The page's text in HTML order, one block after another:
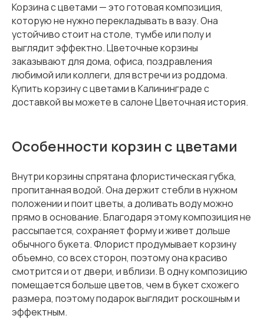
Корзина с цветами — это готовая композиция,
которую не нужно перекладывать в вазу. Она
устойчиво стоит на столе, тумбе или полу и
выглядит эффектно. Цветочные корзины
заказывают для дома, офиса, поздравления
любимой или коллеги, для встречи из роддома.
Купить корзину с цветами в Калининграде с
доставкой вы можете в салоне Цветочная история.
Особенности корзин с цветами
Внутри корзины спрятана флористическая губка,
пропитанная водой. Она держит стебли в нужном
положении и поит цветы, а доливать воду можно
прямо в основание. Благодаря этому композиция не
рассыпается, сохраняет форму и живет дольше
обычного букета. Флорист продумывает корзину
объемно, со всех сторон, поэтому она красиво
смотрится и от двери, и вблизи. В одну композицию
помещается больше цветов, чем в букет схожего
размера, поэтому подарок выглядит роскошным и
эффектным.